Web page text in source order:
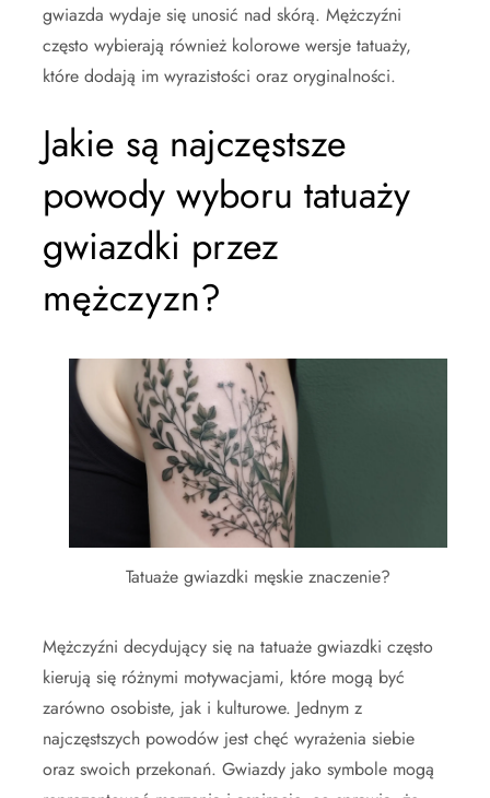
gwiazda wydaje się unosić nad skórą. Mężczyźni
często wybierają również kolorowe wersje tatuaży,
które dodają im wyrazistości oraz oryginalności.
Jakie są najczęstsze
powody wyboru tatuaży
gwiazdki przez
mężczyzn?
Tatuaże gwiazdki męskie znaczenie?
Mężczyźni decydujący się na tatuaże gwiazdki często
kierują się różnymi motywacjami, które mogą być
zarówno osobiste, jak i kulturowe. Jednym z
najczęstszych powodów jest chęć wyrażenia siebie
oraz swoich przekonań. Gwiazdy jako symbole mogą